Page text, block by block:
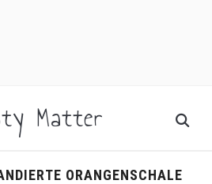
Matter
ORANGENSCHALE